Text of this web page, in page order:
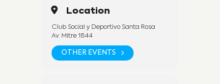
Location
Club Social y Deportivo Santa Rosa
Av. Mitre 1844
OTHER EVENTS